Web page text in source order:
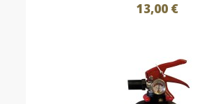
13,00 €